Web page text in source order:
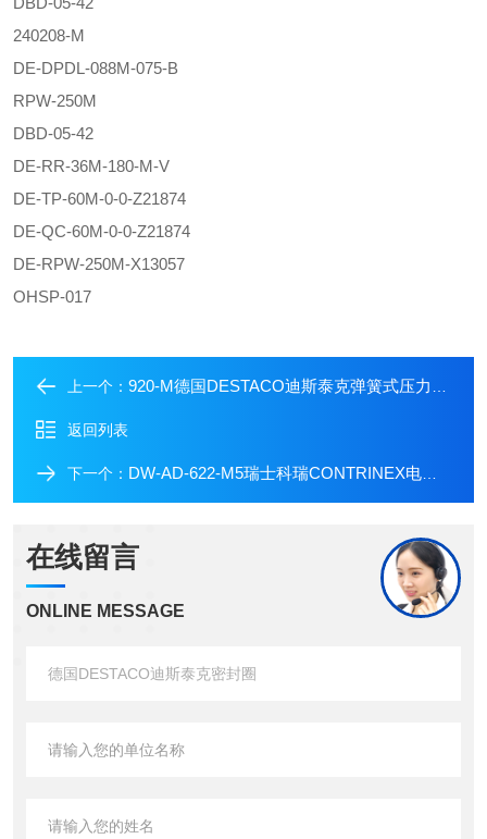
240208-M
DE-DPDL-088M-075-B
RPW-250M
DBD-05-42
DE-RR-36M-180-M-V
DE-TP-60M-0-0-Z21874
DE-QC-60M-0-0-Z21874
DE-RPW-250M-X13057
OHSP-017
上一个： 920-M德国DESTACO迪斯泰克弹簧式压力主轴
返回列表
下一个： DW-AD-622-M5瑞士科瑞CONTRINEX电感式传感器
在线留言
ONLINE MESSAGE